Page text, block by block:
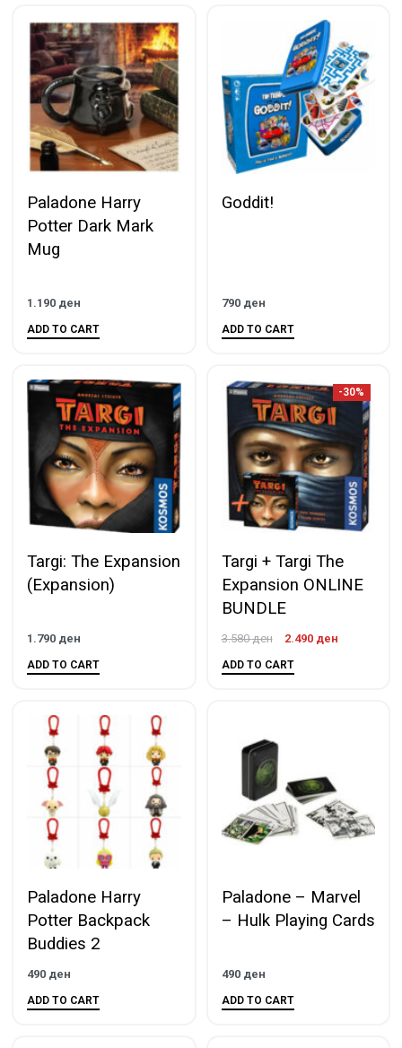
Paladone Harry
Potter Dark Mark
Mug
1.190 ден
ADD TO CART
Goddit!
790 ден
ADD TO CART
Targi: The Expansion
(Expansion)
1.790 ден
ADD TO CART
-30%
Targi + Targi The
Expansion ONLINE
BUNDLE
3.580ден 2.490 ден
ADD TO CART
Paladone Harry
Potter Backpack
Buddies 2
490 ден
ADD TO CART
Paladone – Marvel
– Hulk Playing Cards
490 ден
ADD TO CART